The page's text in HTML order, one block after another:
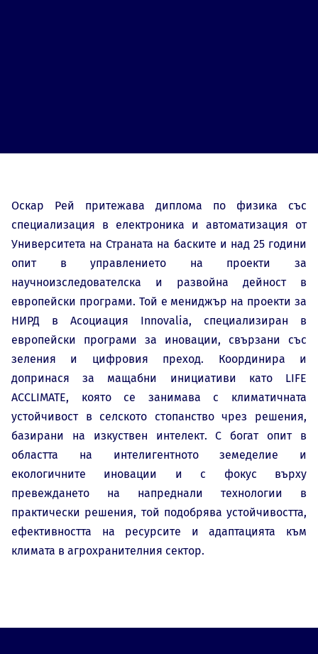
Оскар Рей притежава диплома по физика със
специализация в електроника и автоматизация от
Университета на Страната на баските и над 25 години
опит в управлението на проекти за
научноизследователска и развойна дейност в
европейски програми. Той е мениджър на проекти за
НИРД в Асоциация Innovalia, специализиран в
европейски програми за иновации, свързани със
зеления и цифровия преход. Координира и
допринася за мащабни инициативи като LIFE
ACCLIMATE, която се занимава с климатичната
устойчивост в селското стопанство чрез решения,
базирани на изкуствен интелект. С богат опит в
областта на интелигентното земеделие и
екологичните иновации и с фокус върху
превеждането на напреднали технологии в
практически решения, той подобрява устойчивостта,
ефективността на ресурсите и адаптацията към
климата в агрохранителния сектор.